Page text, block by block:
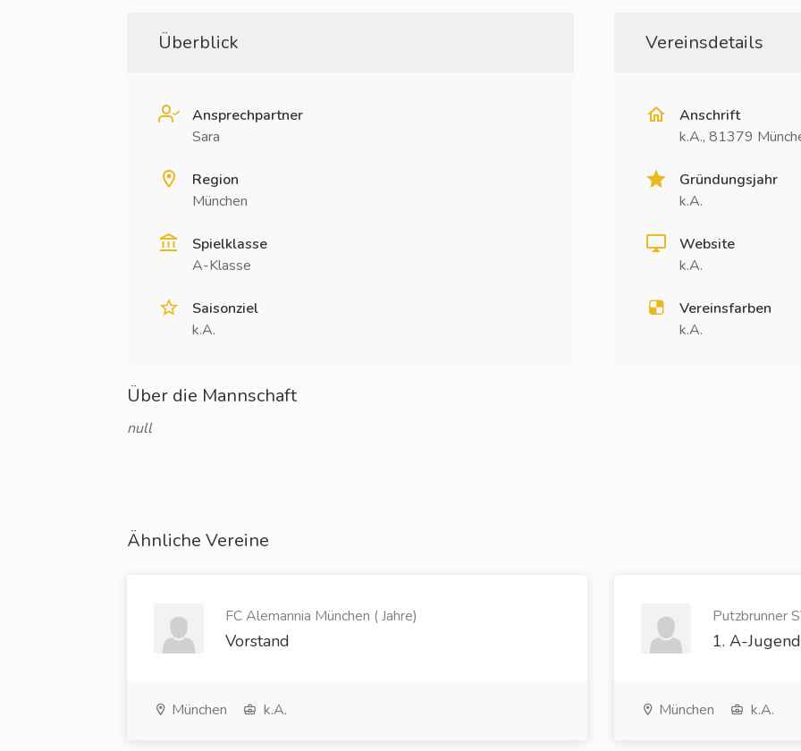
Überblick
Ansprechpartner
Sara
Region
München
Spielklasse
A-Klasse
Saisonziel
k.A.
Vereinsdetails
Anschrift
k.A., 81379
Gründungsjahr
k.A.
Website
k.A.
Vereinsfarben
k.A.
Über die Mannschaft
null
Ähnliche Vereine
FC Alemannia München ( Jahre)
Vorstand
München k.A.
Putzbrunner
1. A-Jugend
München k.A.